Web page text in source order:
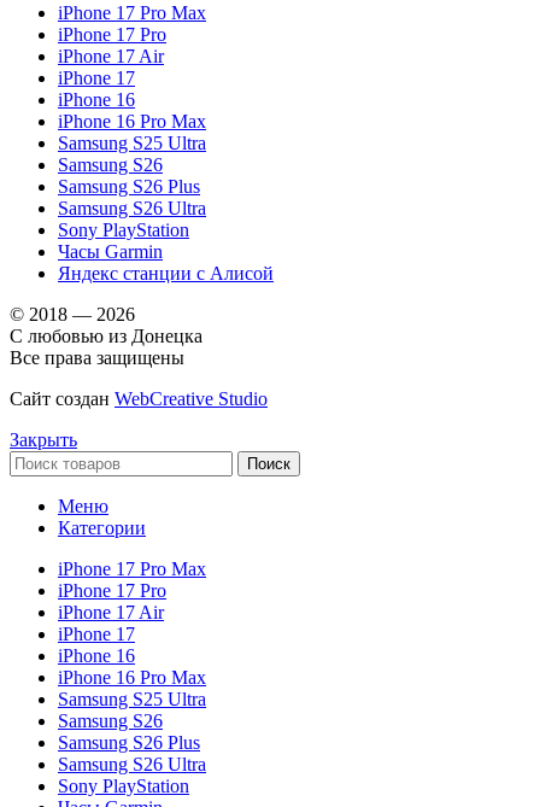
iPhone 17 Pro Max
iPhone 17 Pro
iPhone 17 Air
iPhone 17
iPhone 16
iPhone 16 Pro Max
Samsung S25 Ultra
Samsung S26
Samsung S26 Plus
Samsung S26 Ultra
Sony PlayStation
Часы Garmin
Яндекс станции с Алисой
© 2018 — 2026
С любовью из Донецка
Все права защищены
Сайт создан WebCreative Studio
Закрыть
Поиск
Меню
Категории
iPhone 17 Pro Max
iPhone 17 Pro
iPhone 17 Air
iPhone 17
iPhone 16
iPhone 16 Pro Max
Samsung S25 Ultra
Samsung S26
Samsung S26 Plus
Samsung S26 Ultra
Sony PlayStation